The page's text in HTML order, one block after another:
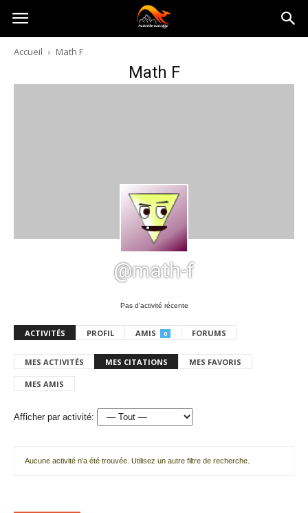
Australia-
australie.com
Accueil Math F
Math F
@math-f
Pas d’activité récente
ACTIVITÉS PROFIL AMIS 0 FORUMS
MES ACTIVITÉS MES CITATIONS MES FAVORIS
MES AMIS
Afficher par activité:
Aucune activité n'a été trouvée. Utilisez un autre filtre de recherche.